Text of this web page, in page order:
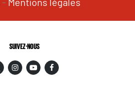
SUIVEZ-NOUS